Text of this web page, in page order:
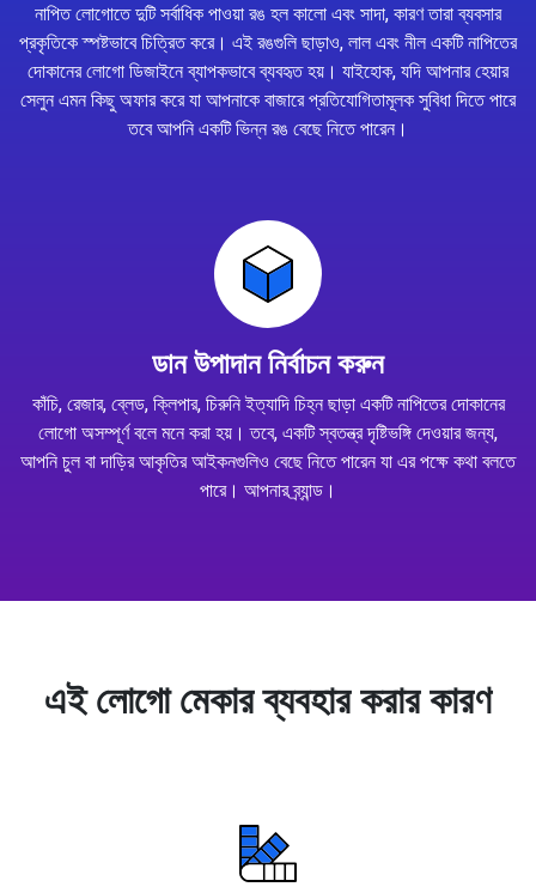
নাপিত লোগোতে দুটি সর্বাধিক পাওয়া রঙ হল কালো এবং সাদা, কারণ তারা ব্যবসার
প্রকৃতিকে স্পষ্টভাবে চিত্রিত করে। এই রঙগুলি ছাড়াও, লাল এবং নীল একটি নাপিতের
দোকানের লোগো ডিজাইনে ব্যাপকভাবে ব্যবহৃত হয়। যাইহোক, যদি আপনার হেয়ার
সেলুন এমন কিছু অফার করে যা আপনাকে বাজারে প্রতিযোগিতামূলক সুবিধা দিতে পারে
তবে আপনি একটি ভিন্ন রঙ বেছে নিতে পারেন।
ডান উপাদান নির্বাচন করুন
কাঁচি, রেজার, ব্লেড, ক্লিপার, চিরুনি ইত্যাদি চিহ্ন ছাড়া একটি নাপিতের দোকানের
লোগো অসম্পূর্ণ বলে মনে করা হয়। তবে, একটি স্বতন্ত্র দৃষ্টিভঙ্গি দেওয়ার জন্য,
আপনি চুল বা দাড়ির আকৃতির আইকনগুলিও বেছে নিতে পারেন যা এর পক্ষে কথা বলতে
পারে। আপনার ব্র্যান্ড।
এই লোগো মেকার ব্যবহার করার কারণ